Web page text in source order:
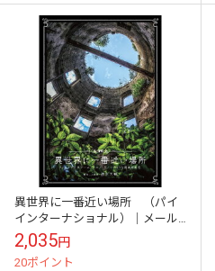
異世界に一番近い場所 （パイ
インターナショナル）｜メール
便対応｜送料分\\300offクーポ
ン対象｜
2,035円
20ポイント